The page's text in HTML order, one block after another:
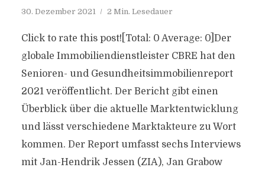
30. Dezember 2021 2 Min. Lesedauer
Click to rate this post![Total: 0 Average: 0]Der
globale Immobiliendienstleister CBRE hat den
Senioren- und Gesundheitsimmobilienreport
2021 veröffentlicht. Der Bericht gibt einen
Überblick über die aktuelle Marktentwicklung
und lässt verschiedene Marktakteure zu Wort
kommen. Der Report umfasst sechs Interviews
mit Jan-Hendrik Jessen (ZIA), Jan Grabow